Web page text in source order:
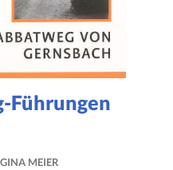
Führungen
MEIER